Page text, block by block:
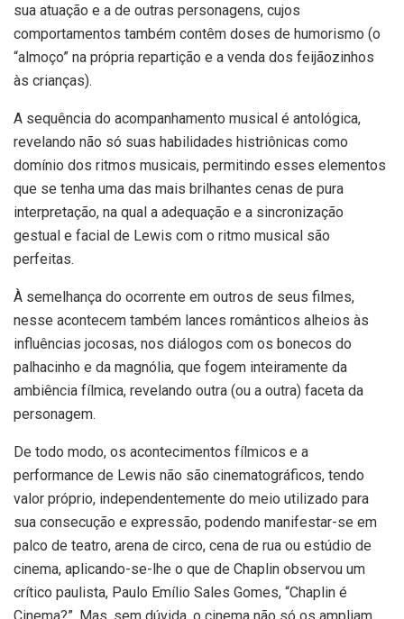
sua atuação e a de outras personagens, cujos
comportamentos também contêm doses de humorismo (o
“almoço” na própria repartição e a venda dos feijãozinhos
às crianças).
A sequência do acompanhamento musical é antológica,
revelando não só suas habilidades histriônicas como
domínio dos ritmos musicais, permitindo esses elementos
que se tenha uma das mais brilhantes cenas de pura
interpretação, na qual a adequação e a sincronização
gestual e facial de Lewis com o ritmo musical são
perfeitas.
À semelhança do ocorrente em outros de seus filmes,
nesse acontecem também lances românticos alheios às
influências jocosas, nos diálogos com os bonecos do
palhacinho e da magnólia, que fogem inteiramente da
ambiência fílmica, revelando outra (ou a outra) faceta da
personagem.
De todo modo, os acontecimentos fílmicos e a
performance de Lewis não são cinematográficos, tendo
valor próprio, independentemente do meio utilizado para
sua consecução e expressão, podendo manifestar-se em
palco de teatro, arena de circo, cena de rua ou estúdio de
cinema, aplicando-se-lhe o que de Chaplin observou um
crítico paulista, Paulo Emílio Sales Gomes, “Chaplin é